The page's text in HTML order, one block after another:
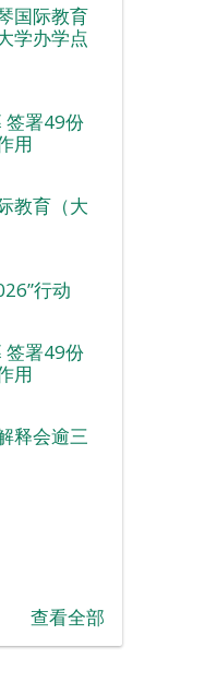
国际教育
学办学点
签署49份
用
教育（大
行动
签署49份
用
释会逾三
查看全部